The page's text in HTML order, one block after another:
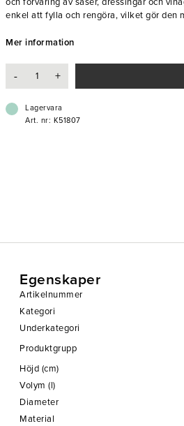
enkel att fylla och rengöra, vilket gör den
- Idealisk för dressingar, såser och
Mer information
- +
Lagervara
Art. nr: K51807
Egenskaper
Artikelnummer
Kategori
Underkategori
Produktgrupp
Höjd (cm)
Volym (l)
Diameter
Material